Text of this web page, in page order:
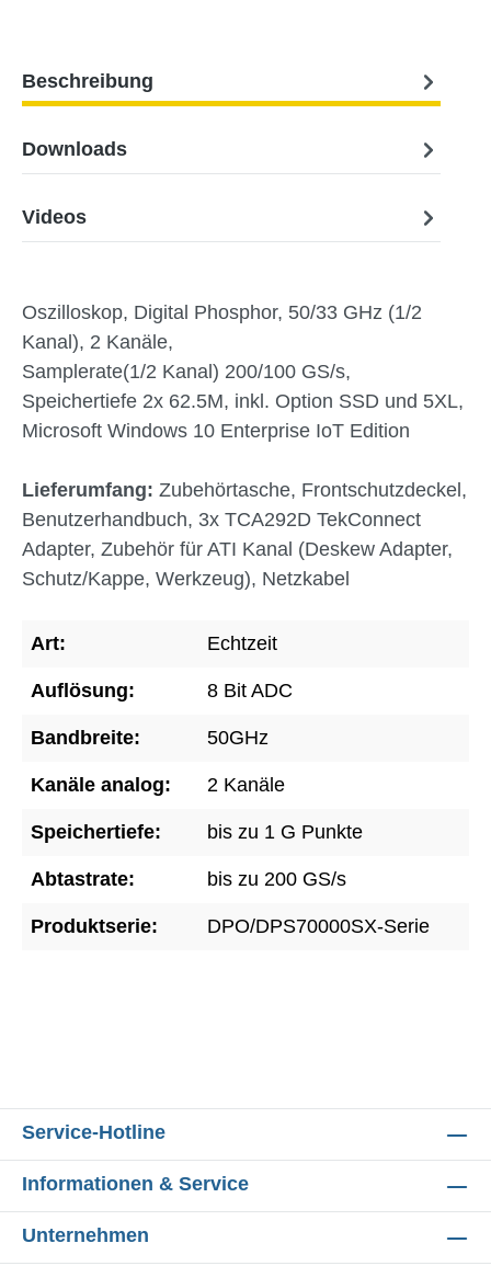
Beschreibung
Downloads
Videos
Oszilloskop, Digital Phosphor, 50/33 GHz (1/2
Kanal), 2 Kanäle,
Samplerate(1/2 Kanal) 200/100 GS/s,
Speichertiefe 2x 62.5M, inkl. Option SSD und 5XL,
Microsoft Windows 10 Enterprise IoT Edition
Lieferumfang: Zubehörtasche, Frontschutzdeckel,
Benutzerhandbuch, 3x TCA292D TekConnect
Adapter, Zubehör für ATI Kanal (Deskew Adapter,
Schutz/Kappe, Werkzeug), Netzkabel
Art: Echtzeit
Auflösung: 8 Bit ADC
Bandbreite: 50GHz
Kanäle analog: 2 Kanäle
Speichertiefe: bis zu 1 G Punkte
Abtastrate: bis zu 200 GS/s
Produktserie: DPO/DPS70000SX-Serie
Service-Hotline
Informationen & Service
Unternehmen